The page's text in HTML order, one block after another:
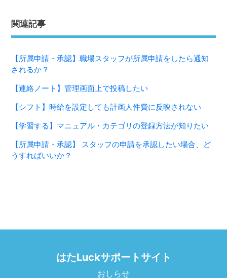
関連記事
【所属申請・承認】職場スタッフが所属申請をしたら通知
されるか？
【連絡ノート】管理画面上で投稿したい
【シフト】時給を設定しても計画人件費に反映されない
【学習する】マニュアル・カテゴリの登録方法が知りたい
【所属申請・承認】 スタッフの申請を承認したい場合、ど
うすればいいか？
はたLuckサポートサイト
おしらせ